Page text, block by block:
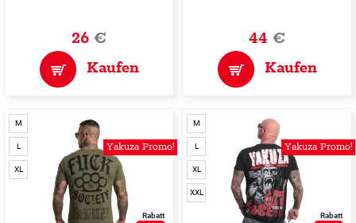
26€
Kaufen
44€
Kaufen
Yakuza Promo!
M
L
XL
Rabatt
Yakuza Promo!
M
L
XL
XXL
Rabatt